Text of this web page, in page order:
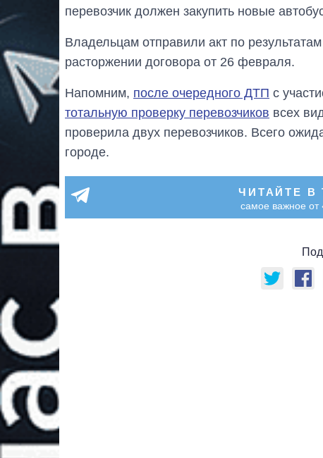
перевозчик должен закупить новые
Владельцам отправили акт по
расторжении договора от 26 февраля.
Напомним, после очередного ДТП с
тотальную проверку перевозчиков всех
проверила двух перевозчиков. Всего
городе.
ЧИТАЙТЕ В
самое важное от